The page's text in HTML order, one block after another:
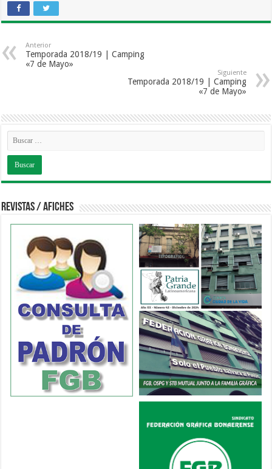
Anterior
Temporada 2018/19 | Camping
«7 de Mayo»
Siguiente
Temporada 2018/19 | Camping
«7 de Mayo»
Revistas / Afiches